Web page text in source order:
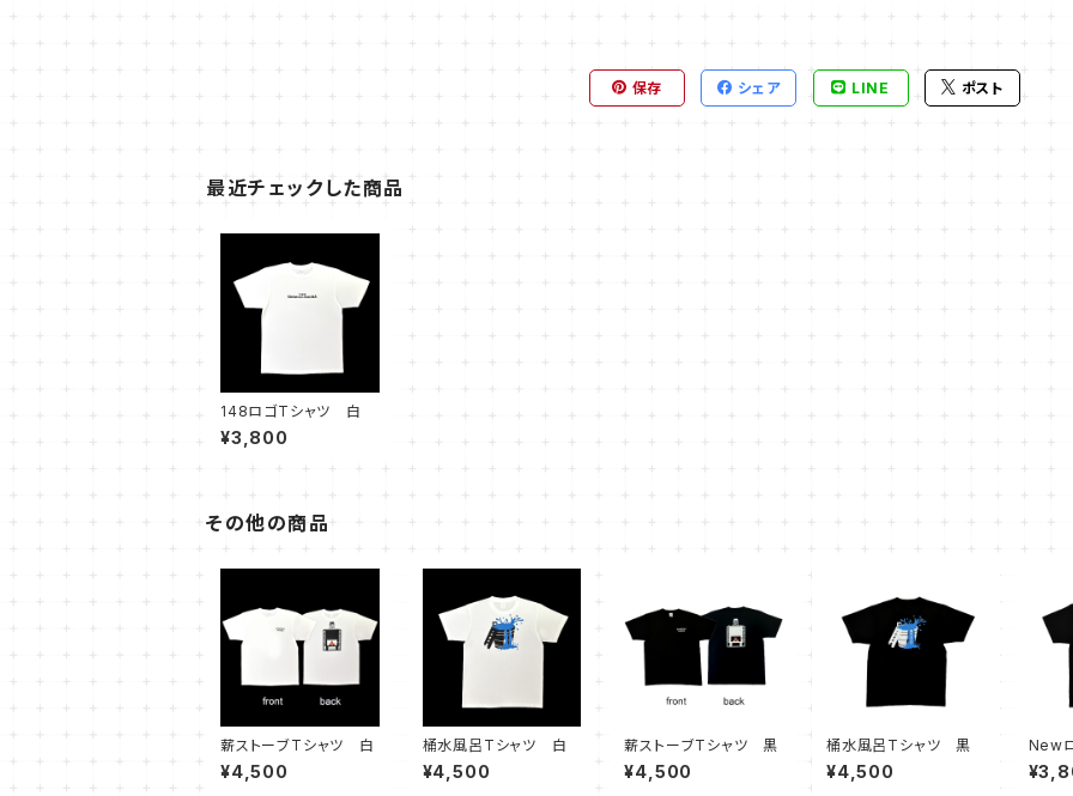
保存 シェア LINE ポスト
最近チェックした商品
148ロゴTシャツ 白
¥3,800
その他の商品
薪ストーブTシャツ 白
¥4,500
桶水風呂Tシャツ 白
¥4,500
薪ストーブTシャツ 黒
¥4,500
桶水風呂Tシャツ 黒
¥4,500
New